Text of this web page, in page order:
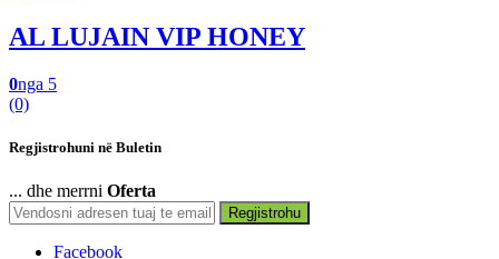
AL LUJAIN VIP HONEY
0nga 5
(0)
Regjistrohuni në Buletin
... dhe merrni Oferta
Regjistrohu
Facebook